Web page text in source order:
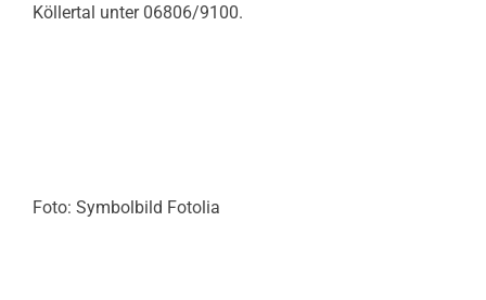
Köllertal unter 06806/9100.
Foto: Symbolbild Fotolia